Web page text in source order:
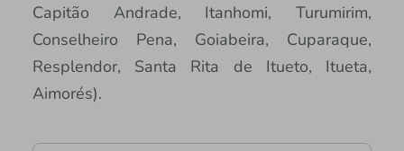
Capitão Andrade, Itanhomi, Turumirim,
Conselheiro Pena, Goiabeira, Cuparaque,
Resplendor, Santa Rita de Itueto, Itueta,
Aimorés).